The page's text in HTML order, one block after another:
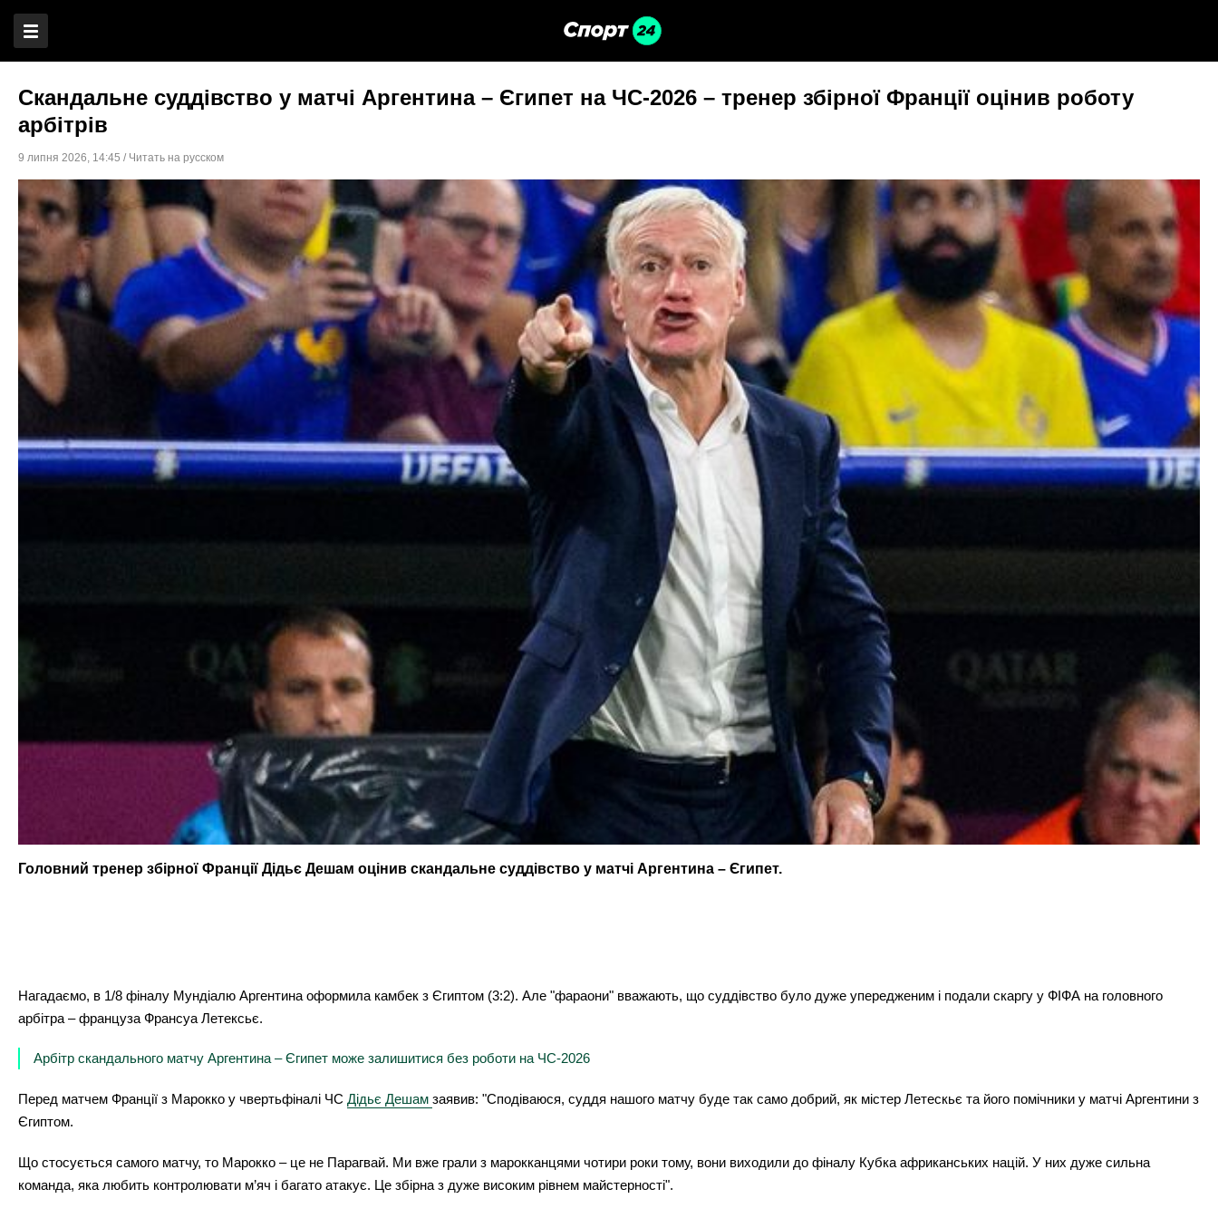
Скандальне суддівство у матчі Аргентина – Єгипет на ЧС-2026 – тренер збірної Франції оцінив роботу
арбітрів
9 липня 2026, 14:45 / Читать на русском
Головний тренер збірної Франції Дідьє Дешам оцінив скандальне суддівство у матчі Аргентина – Єгипет.
Нагадаємо, в 1/8 фіналу Мундіалю Аргентина оформила камбек з Єгиптом (3:2). Але "фараони" вважають, що суддівство було дуже упередженим і подали скаргу у ФІФА на головного
арбітра – француза Франсуа Летексьє.
Арбітр скандального матчу Аргентина – Єгипет може залишитися без роботи на ЧС-2026
Перед матчем Франції з Марокко у чвертьфіналі ЧС Дідьє Дешам заявив: "Сподіваюся, суддя нашого матчу буде так само добрий, як містер Летескьє та його помічники у матчі Аргентини з
Єгиптом.
Що стосується самого матчу, то Марокко – це не Парагвай. Ми вже грали з марокканцями чотири роки тому, вони виходили до фіналу Кубка африканських націй. У них дуже сильна
команда, яка любить контролювати м’яч і багато атакує. Це збірна з дуже високим рівнем майстерності".